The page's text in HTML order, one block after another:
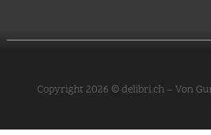
Copyright 2026 © delibri.ch – Von